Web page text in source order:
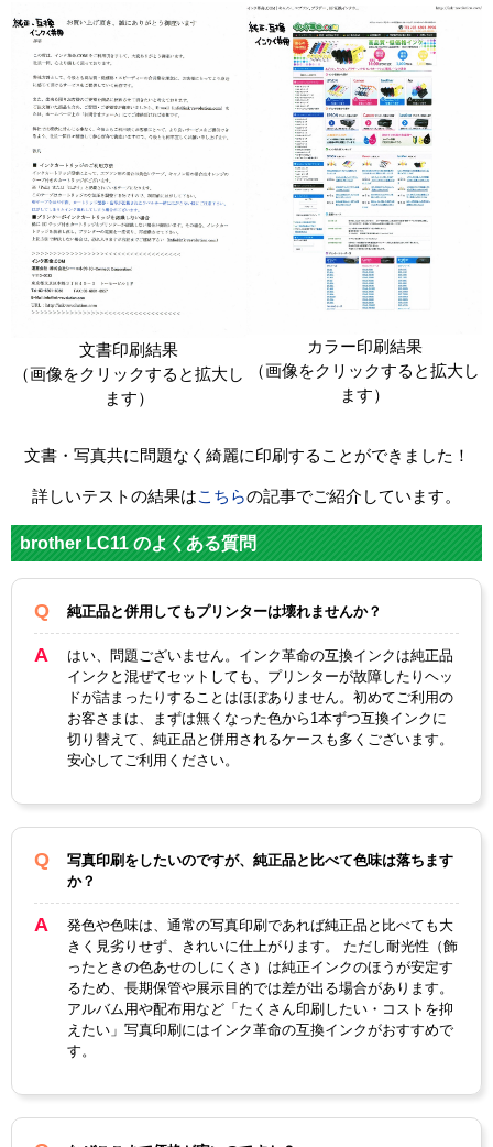
MFC-935CDN
MFC-935CDWN
MFC-J950DN
MFC-J950DWN
DCP-165C
DCP-385C
DCP-390CN
DCP-J515N
DCP-535CN
DCP-595CN
DCP-J715N
文書印刷結果
（画像をクリックすると拡大し
ます）
カラー印刷結果
（画像をクリックすると拡大し
ます）
文書・写真共に問題なく綺麗に印刷することができました！
詳しいテストの結果はこちらの記事でご紹介しています。
brother LC11 のよくある質問
純正品と併用してもプリンターは壊れませんか？
はい、問題ございません。インク革命の互換インクは純正品
インクと混ぜてセットしても、プリンターが故障したりヘッ
ドが詰まったりすることはほぼありません。初めてご利用の
お客さまは、まずは無くなった色から1本ずつ互換インクに
切り替えて、純正品と併用されるケースも多くございます。
安心してご利用ください。
写真印刷をしたいのですが、純正品と比べて色味は落ちます
か？
発色や色味は、通常の写真印刷であれば純正品と比べても大
きく見劣りせず、きれいに仕上がります。 ただし耐光性（飾
ったときの色あせのしにくさ）は純正インクのほうが安定す
るため、長期保管や展示目的では差が出る場合があります。
アルバム用や配布用など「たくさん印刷したい・コストを抑
えたい」写真印刷にはインク革命の互換インクがおすすめで
す。